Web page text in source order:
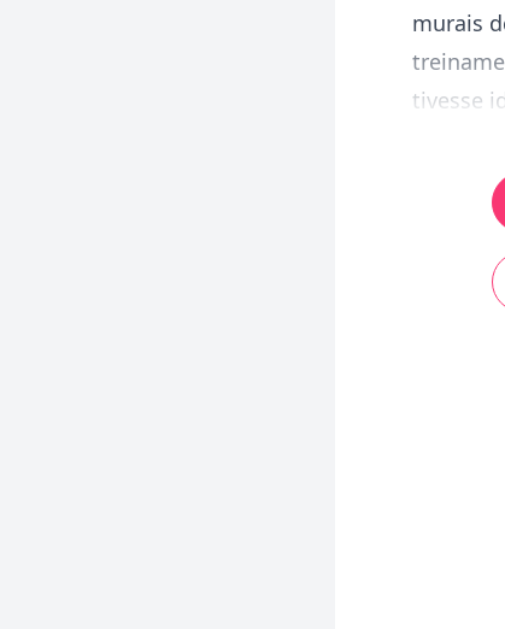
murais
tivesse